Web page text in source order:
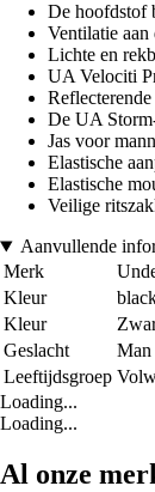
De hoofdstof
Ventilatie aan
Lichte en
UA Velociti
De UA
Jas voor
Elastische
Elastische
Veilige
Aanvullende
Merk
Kleur
Kleur
Geslacht
Man
Leeftijdsgroep
Loading...
Loading...
Al onze